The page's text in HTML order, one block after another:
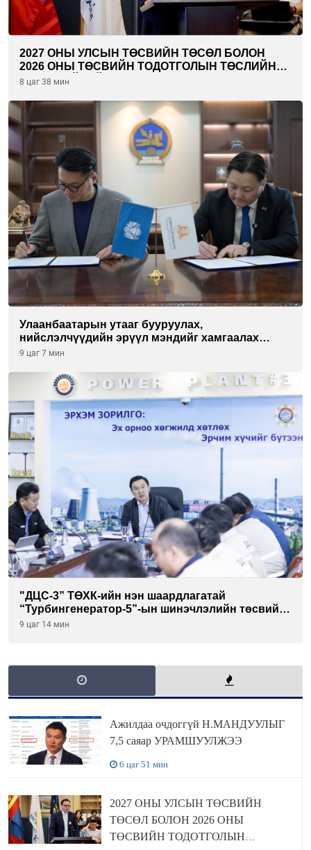
2027 ОНЫ УЛСЫН ТӨСВИЙН ТӨСӨЛ БОЛОН
2026 ОНЫ ТӨСВИЙН ТОДОТГОЛЫН ТӨСЛИЙН
ОЛОН НИЙТИЙН ХЭЛЭЛЦҮҮЛЭГ БОЛЛОО
8 цаг 38 мин
Улаанбаатарын утааг бууруулах,
нийслэлчүүдийн эрүүл мэндийг хамгаалах
төслийг “Чингис хаан баялгийн сан нэгдэл” ХХК-
9 цаг 7 мин
"ДЦС-3” ТӨХК-ийн нэн шаардлагатай
“Турбингенератор-5”-ын шинэчлэлийн төсвийг
шийдвэрлэхээр болов
9 цаг 14 мин
Ажилдаа очдоггүй Н.МАНДУУЛЫГ
7,5 саяар УРАМШУУЛЖЭЭ
6 цаг 51 мин
2027 ОНЫ УЛСЫН ТӨСВИЙН
ТӨСӨЛ БОЛОН 2026 ОНЫ
ТӨСВИЙН ТОДОТГОЛЫН